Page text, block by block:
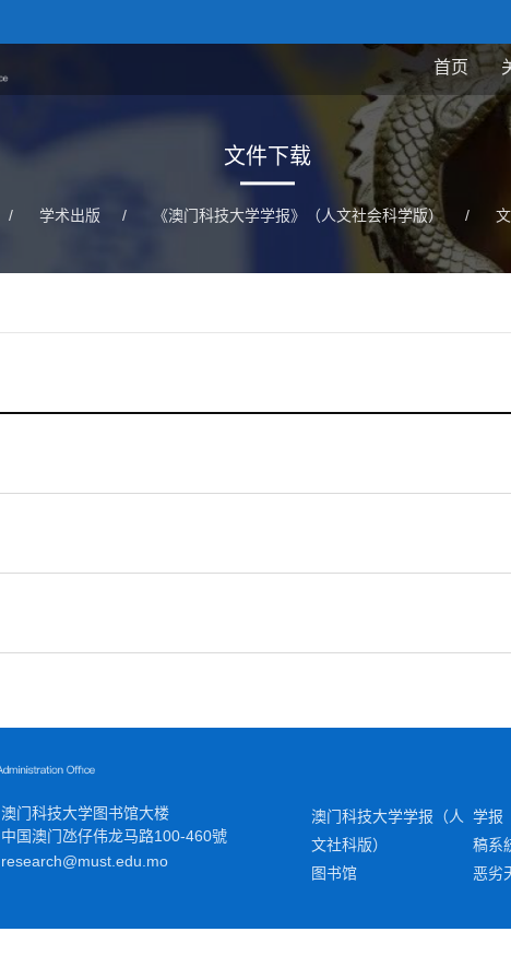
首页
文件下载
/ 学术出版 / 《澳门科技大学学报》（人文社会科学版） /
澳门科技大学图书馆大楼
中国澳门氹仔伟龙马路100-460號
research@must.edu.mo
澳门科技大学学报（人
文社科版）
学报
稿系
图书馆
恶劣